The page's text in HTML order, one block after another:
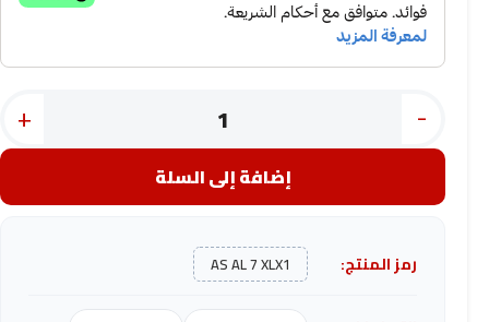
-
+
إضافة إلى السلة
رمز المنتج: AS AL 7 XLX1